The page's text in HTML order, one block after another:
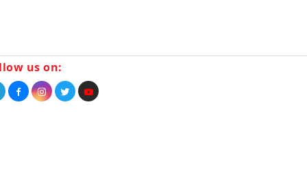
us on: